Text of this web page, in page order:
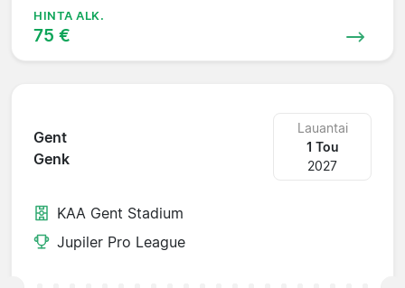
HINTA ALK.
75 €
Gent
Genk
Lauantai
1 Tou
2027
KAA Gent Stadium
Jupiler Pro League